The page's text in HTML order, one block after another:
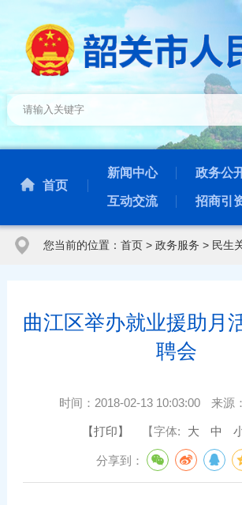
首页
新闻中心 政务公
互动交流 招商引
您当前的位置： 首页> 政务服务 > 民生
曲江区举办就业援助月
聘会
时间： 2018-02-13 10:03:00 来源：
【打印】 【字体: 大 中
分享到：